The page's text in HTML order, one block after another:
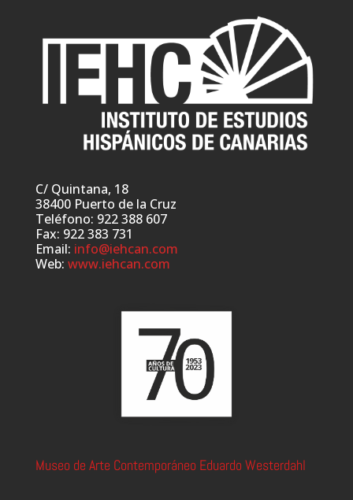
C/ Quintana, 18
38400 Puerto de la Cruz
Teléfono: 922 388 607
Fax: 922 383 731
Email: info@iehcan.com
Web: www.iehcan.com
Museo de Arte Contemporáneo Eduardo Westerdahl